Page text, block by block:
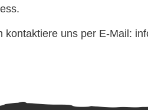
kontaktiere uns per E-Mail: